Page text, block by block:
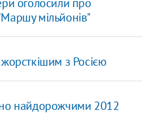
оголосили про
мільйонів"
з Росією
найдорожчими 2012